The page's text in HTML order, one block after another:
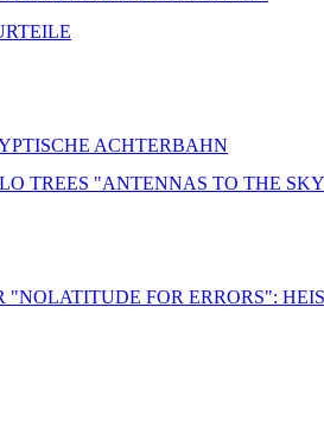
ACHTERBAHN
TREES "ANTENNAS TO THE
FOR ERRORS":